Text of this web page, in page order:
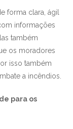
forma clara, ágil
informações
também
os moradores
isso também
a incêndios.
para os